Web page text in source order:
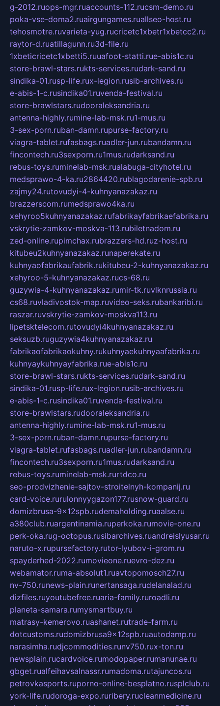
g-2012.ruops-mgr.ruaccounts-112.rucsm-demo.ru
poka-vse-doma2.ruairgungames.ruallseo-host.ru
tehosmotre.ruvarieta-yug.rucricetc1xbetr1xbetcc2.ru
raytor-d.ruatillagunn.ru3d-file.ru
1xbeticricetc1xbetti5.ruuafoot-statti.rue-abis1c.ru
store-brawl-stars.rukts-services.rudark-sand.ru
sindika-01.rusp-life.rux-legion.rusib-archives.ru
e-abis-1-c.rusindika01.ruvenda-festival.ru
store-brawlstars.rudooraleksandria.ru
antenna-highly.rumine-lab-msk.ru1-mus.ru
3-sex-porn.ruban-damn.rupurse-factory.ru
viagra-tablet.rufasbags.ruadler-jun.rubandamn.ru
fincontech.ru3sexporn.ru1mus.rudarksand.ru
rebus-toys.ruminelab-msk.rualabuga-cityhotel.ru
medsprawo-4-ka.ru2864420.rublagodarenie-spb.ru
zajmy24.rutovudyi-4-kuhnyanazakaz.ru
brazzerscom.rumedsprawo4ka.ru
xehyroo5kuhnyanazakaz.rufabrikayfabrikaefabrika.ru
vskrytie-zamkov-moskva-113.rubiletnadom.ru
zed-online.rupimchax.rubrazzers-hd.ruz-host.ru
kitubeu2kuhnyanazakaz.runaperekate.ru
kuhnyaofabrikaufabrik.rukitubeu-2-kuhnyanazakaz.ru
xehyroo-5-kuhnyanazakaz.rucs-68.ru
guzywia-4-kuhnyanazakaz.rumir-tk.ruvlknrussia.ru
cs68.ruvladivostok-map.ruvideo-seks.rubankaribi.ru
raszar.ruvskrytie-zamkov-moskva113.ru
lipetsktelecom.rutovudyi4kuhnyanazakaz.ru
seksuzb.ruguzywia4kuhnyanazakaz.ru
fabrikaofabrikaokuhny.rukuhnyaekuhnyaafabrika.ru
kuhnyaykuhnyayfabrika.rue-abis1c.ru
store-brawl-stars.rukts-services.rudark-sand.ru
sindika-01.rusp-life.rux-legion.rusib-archives.ru
e-abis-1-c.rusindika01.ruvenda-festival.ru
store-brawlstars.rudooraleksandria.ru
antenna-highly.rumine-lab-msk.ru1-mus.ru
3-sex-porn.ruban-damn.rupurse-factory.ru
viagra-tablet.rufasbags.ruadler-jun.rubandamn.ru
fincontech.ru3sexporn.ru1mus.rudarksand.ru
rebus-toys.ruminelab-msk.rurtdco.ru
seo-prodvizhenie-sajtov-stroitelnyh-kompanij.ru
card-voice.rurulonnyygazon177.rusnow-guard.ru
domizbrusa-9x12spb.rudemaholding.ruaalse.ru
a380club.ruargentinamia.ruperkoka.rumovie-one.ru
perk-oka.rug-octopus.rusibarchives.ruandreislyusar.ru
naruto-x.rupursefactory.rutor-lyubov-i-grom.ru
spayderhed-2022.rumovieone.ruevro-dez.ru
webamator.ruma-absolut1.ruavtopomosch27.ru
nv-750.runews-plain.runertansaga.rudelanalad.ru
dizfiles.ruyoutubefree.ruaria-family.ruroadli.ru
planeta-samara.rumysmartbuy.ru
matrasy-kemerovo.ruashanet.rutrade-farm.ru
dotcustoms.rudomizbrusa9x12spb.ruautodamp.ru
narasimha.rudjcommodities.runv750.rux-ton.ru
newsplain.rucardvoice.rumodopaper.rumanunae.ru
gbget.rualfeihavsalnassr.rumadoma.rutajuncos.ru
petrovkasports.ruporno-online-besplatno.rusplclub.ru
york-life.rudoroga-expo.ruribery.rucleanmedicine.ru